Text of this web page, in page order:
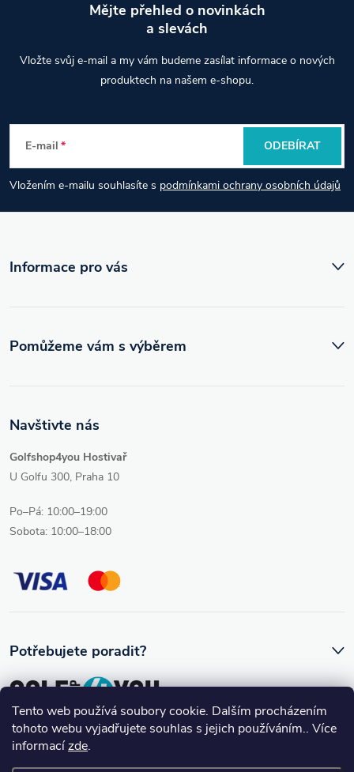
Tento web používá soubory cookie. Dalším procházením
tohoto webu vyjadřujete souhlas s jejich používáním.. Více
informacízde.
p
a
t
Mějte přehled o novinkách
a slevách
Vložte svůj e-mail a my vám budeme zasílat informace o nových
produktech na našem e-shopu.
E-mail
Vložením e-mailu souhlasíte s podmínkami ochrany osobních údajů
ODEBÍRAT
Informace pro vás
Navštivte nás
Golfshop4you Hostivař
U Golfu 300, Praha 10
Po–Pá: 10:00–19:00
Sobota: 10:00–18:00
Pomůžeme vám s výběrem
Potřebujete poradit?
Ozve se vám skutečný člověk, který golfovému vybavení rozumí.